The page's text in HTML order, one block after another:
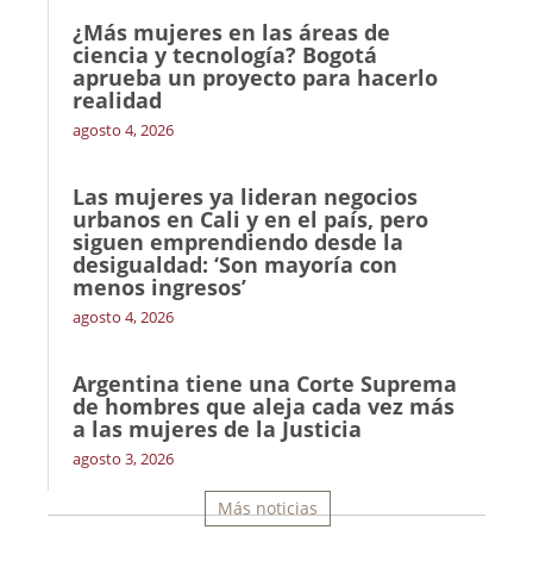
¿Más mujeres en las áreas de
ciencia y tecnología? Bogotá
aprueba un proyecto para hacerlo
realidad
agosto 4, 2026
Las mujeres ya lideran negocios
urbanos en Cali y en el país, pero
siguen emprendiendo desde la
desigualdad: ‘Son mayoría con
menos ingresos’
agosto 4, 2026
Argentina tiene una Corte Suprema
de hombres que aleja cada vez más
a las mujeres de la Justicia
agosto 3, 2026
Más noticias